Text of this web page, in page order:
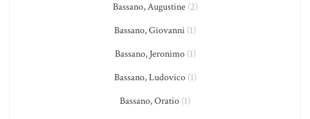
Bassano, Augustine(2)
Bassano, Giovanni (1)
Bassano, Jeronimo(1)
Bassano, Ludovico(1)
Bassano, Oratio (1)